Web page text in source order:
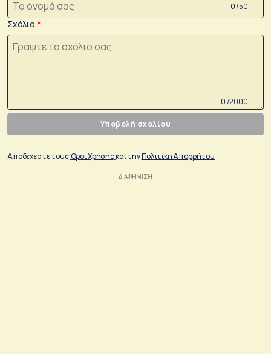
0 /50
Σχόλιο
0 /2000
Υποβολή σχολίου
Αποδέχεστε τουςΌροι Χρήσηςκαι τηνΠολιτικη Απορρήτου